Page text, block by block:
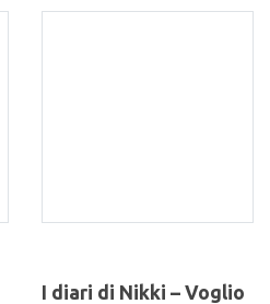
I diari di Nikki – Voglio